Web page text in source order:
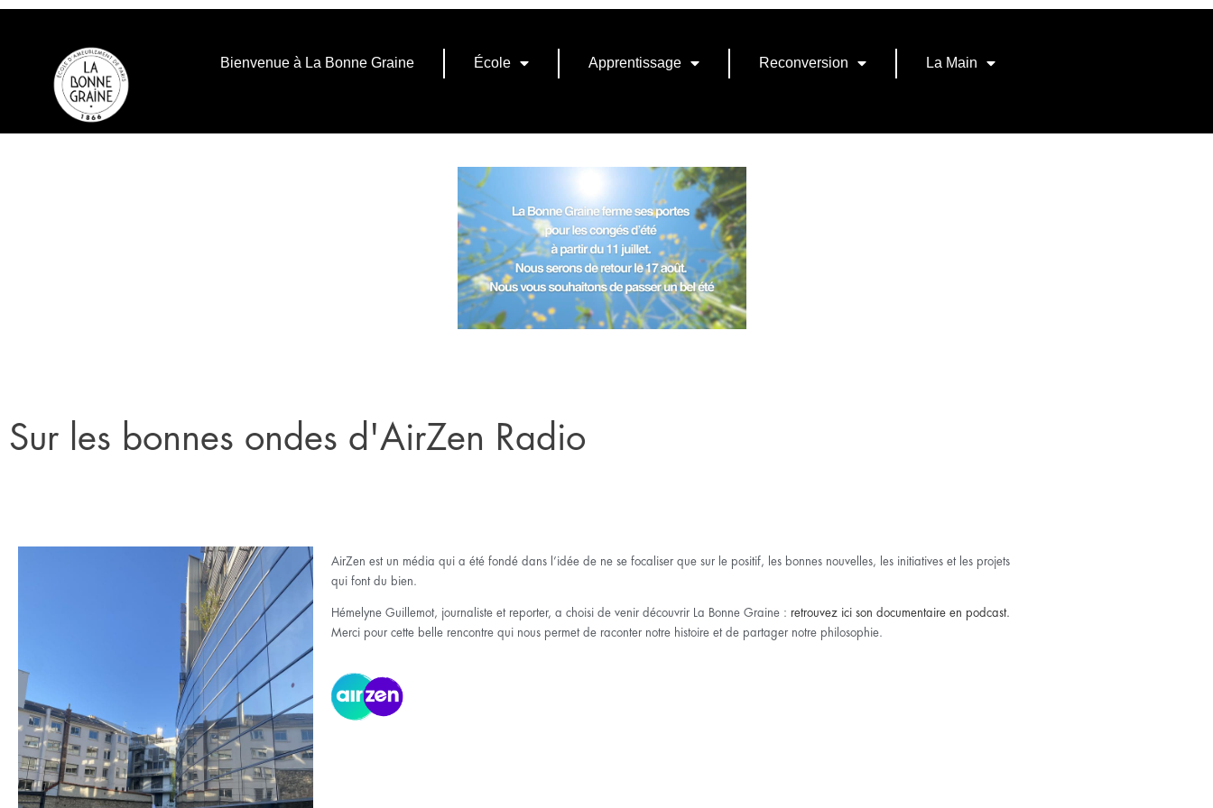
Bienvenue à La Bonne Graine École Apprentissage Reconversion La Main
Sur les bonnes ondes d'AirZen Radio
AirZen est un média qui a été fondé dans l’idée de ne se focaliser que sur le positif, les bonnes nouvelles, les initiatives et les projets
qui font du bien.
Hémelyne Guillemot, journaliste et reporter, a choisi de venir découvrir La Bonne Graine : retrouvez ici son documentaire en podcast.
Merci pour cette belle rencontre qui nous permet de raconter notre histoire et de partager notre philosophie.